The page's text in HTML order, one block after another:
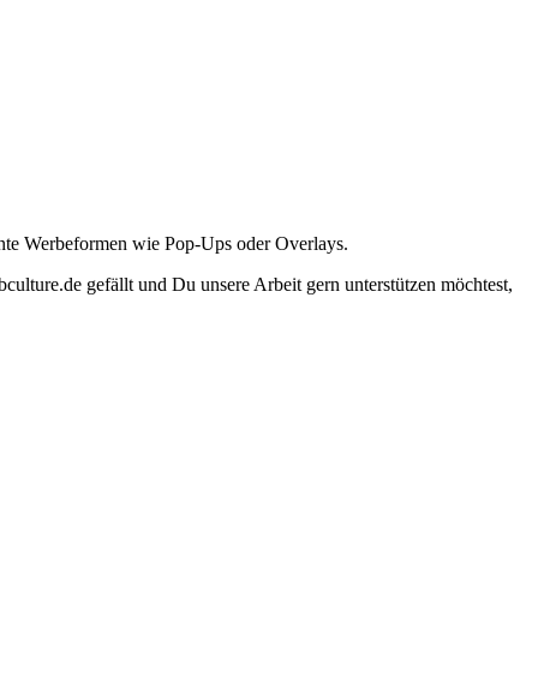
Werbeformen wie Pop-Ups oder Overlays.
gefällt und Du unsere Arbeit gern unterstützen möchtest,